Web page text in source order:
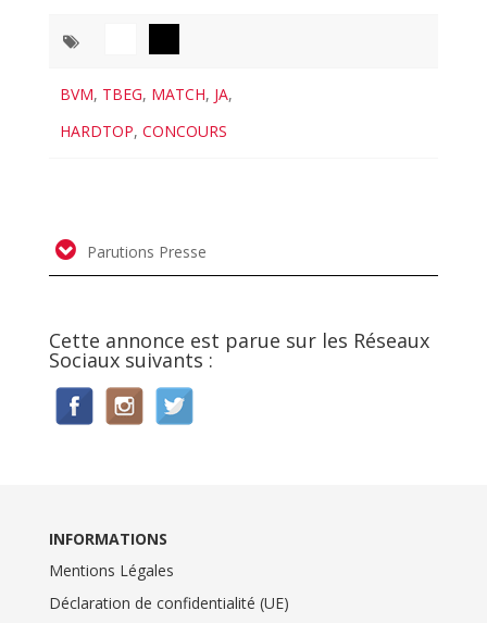
BVM, TBEG, MATCH, JA,
HARDTOP,CONCOURS
Parutions Presse
Cette annonce est parue sur les Réseaux
Sociaux suivants :
INFORMATIONS
Mentions Légales
Déclaration de confidentialité (UE)